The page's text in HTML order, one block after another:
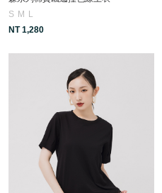
S M
L
NT 1,280